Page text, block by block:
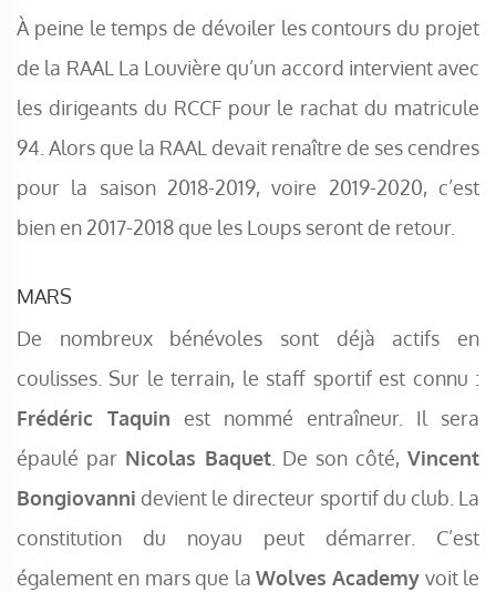
À peine le temps de dévoiler les contours du projet
de la RAAL La Louvière qu’un accord intervient avec
les dirigeants du RCCF pour le rachat du matricule
94. Alors que la RAAL devait renaître de ses cendres
pour la saison 2018-2019, voire 2019-2020, c’est
bien en 2017-2018 que les Loups seront de retour.
MARS
De nombreux bénévoles sont déjà actifs en
coulisses. Sur le terrain, le staff sportif est connu :
Frédéric Taquin est nommé entraîneur. Il sera
épaulé par Nicolas Baquet. De son côté,Vincent
Bongiovanni devient le directeur sportif du club. La
constitution du noyau peut démarrer. C’est
également en mars que la Wolves Academy voit le